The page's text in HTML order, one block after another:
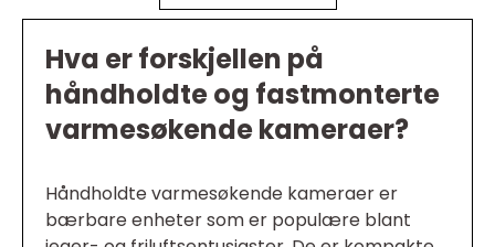
Hva er forskjellen på
håndholdte og fastmonterte
varmesøkende kameraer?
Håndholdte varmesøkende kameraer er
bærbare enheter som er populære blant